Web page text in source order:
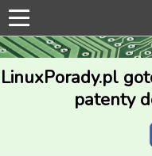
LinuxPorady.pl
patenty